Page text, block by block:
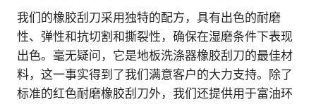
我们的橡胶刮刀采用独特的配方，具有出色的耐磨
性、弹性和抗切割和撕裂性，确保在湿磨条件下表现
出色。毫无疑问，它是地板洗涤器橡胶刮刀的最佳材
料，这一事实得到了我们满意客户的大力支持。除了
标准的红色耐磨橡胶刮刀外，我们还提供用于富油环